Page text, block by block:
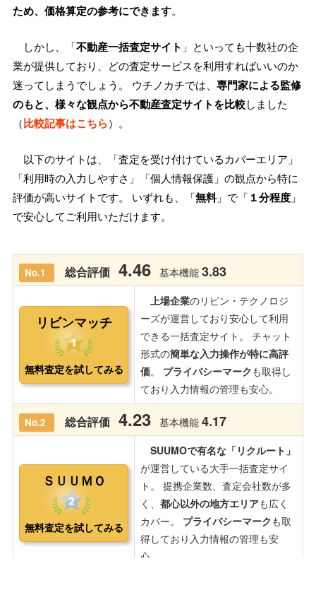
ため、価格算定の参考にできます。
しかし、「不動産一括査定サイト 」といっても十数社の企
業が提供しており、どの査定サービスを利用すればいいのか
迷ってしまうでしょう。 ウチノカチでは、 専門家による監修
のもと、様々な観点から不動産査定サイトを比較しました
（比較記事はこちら）。
以下のサイトは、「査定を受け付けているカバーエリア」
「利用時の入力しやすさ」「個人情報保護」の観点から特に
評価が高いサイトです。 いずれも、「無料」で「 １分程度 」
で安心してご利用いただけます。